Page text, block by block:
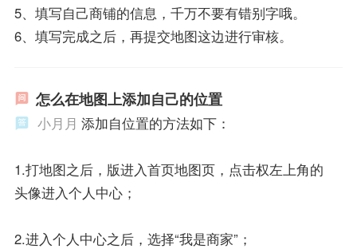
5、填写自己商铺的信息，千万不要有错别字哦。
6、填写完成之后，再提交地图这边进行审核。
怎么在地图上添加自己的位置
小月月 添加自位置的方法如下：
1.打地图之后，版进入首页地图页，点击权左上角的
头像进入个人中心；
2.进入个人中心之后，选择“我是商家”；